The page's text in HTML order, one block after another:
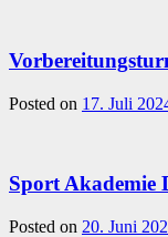
Posted on 17. Juli
Sport Akademie
Posted on 20. Juni